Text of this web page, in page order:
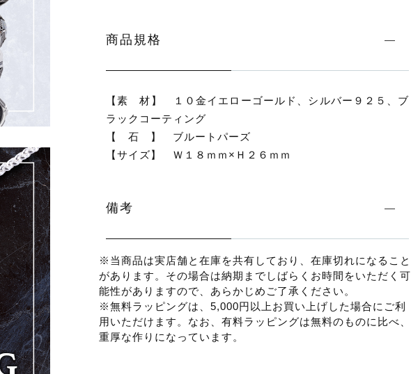
商品規格
【素 材】 １０金イエローゴールド、シルバー９２５、ブ
ラックコーティング
【 石 】 ブルートパーズ
【サイズ】 Ｗ１８ｍｍ×Ｈ２６ｍｍ
備考
※ 当商品は実店舗と在庫を共有しており、在庫切れになること
があります。その場合は納期までしばらくお時間をいただく可
能性がありますので、あらかじめご了承ください。
※無料ラッピングは、 5,000円以上お買い上げした場合にご利
用いただけます。なお、有料ラッピングは無料のものに比べ、
重厚な作りになっています。